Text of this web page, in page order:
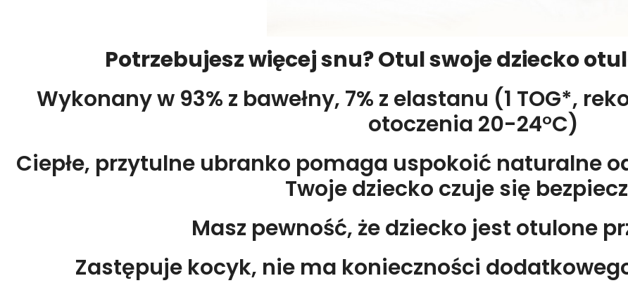
Potrzebujesz więcej snu? Otul swoje dziecko
Wykonany w 93% z bawełny, 7% z elastanu (1 TOG*,
otoczenia 20-24°C)
Ciepłe, przytulne ubranko pomaga uspokoić naturalne
Twoje dziecko czuje się
Masz pewność, że dziecko jest otulone
Zastępuje kocyk, nie ma konieczności